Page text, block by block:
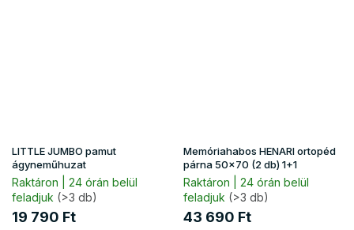
LITTLE JUMBO pamut
ágyneműhuzat
Raktáron | 24 órán belül
feladjuk (>3 db)
19 790 Ft
Memóriahabos HENARI ortopéd
párna 50x70 (2 db) 1+1
Raktáron | 24 órán belül
feladjuk (>3 db)
43 690 Ft